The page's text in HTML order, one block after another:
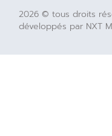
2026 © tous droits
développés par NXT